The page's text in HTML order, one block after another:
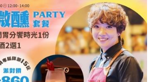
記
專區